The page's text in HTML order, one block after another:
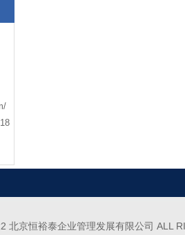
北京恒裕泰企业管理发展有限公司 ALL